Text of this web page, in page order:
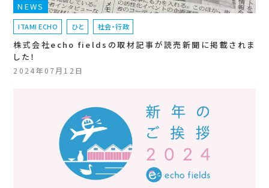
NEWS
ITAMI ECHO ひと 社会・行政
株式会社echo fieldsの取材記事が読売新聞に掲載されま
した！
2024年07月12日